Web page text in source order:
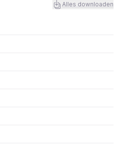
Alles downloaden